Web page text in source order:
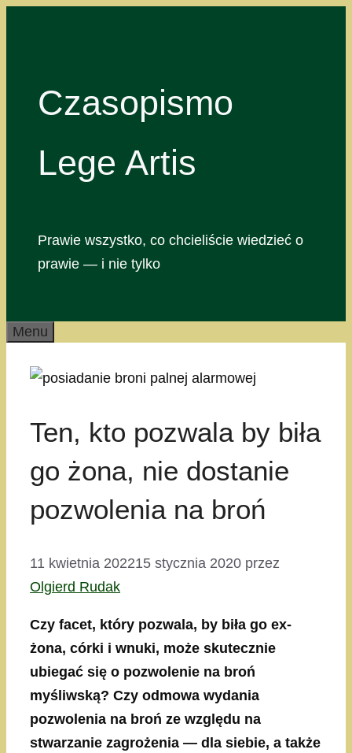
Czasopismo
Lege Artis
Prawie wszystko, co chcieliście wiedzieć o
prawie — i nie tylko
Menu
Ten, kto pozwala by biła
go żona, nie dostanie
pozwolenia na broń
11 kwietnia 202215 stycznia 2020 przez
Olgierd Rudak
Czy facet, który pozwala, by biła go ex-
żona, córki i wnuki, może skutecznie
ubiegać się o pozwolenie na broń
myśliwską? Czy odmowa wydania
pozwolenia na broń ze względu na
stwarzanie zagrożenia — dla siebie, a także